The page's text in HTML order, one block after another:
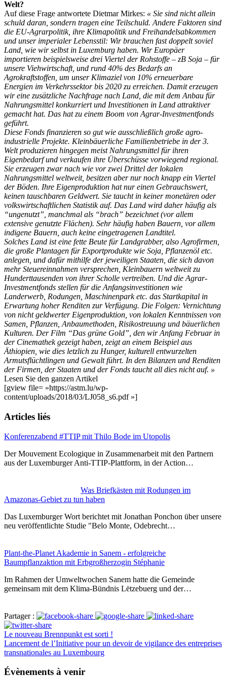
Welt?
Auf diese Frage antwortete Dietmar Mirkes: « Sie sind nicht allein
schuld daran, sondern tragen eine Teilschuld. Andere Faktoren sind
die EU-Agrarpolitik, ihre Klimapolitik und Freihandelsabkommen
und unser imperialer Lebensstil: Wir brauchen fast doppelt soviel
Land, wie wir selbst in Luxemburg haben. Wir Europäer
importieren beispielsweise drei Viertel der Rohstoffe – zB Soja – für
unsere Viehwirtschaft, und rund 40% des Bedarfs an
Agrokraftstoffen, um unser Klimaziel von 10% erneuerbare
Energien im Verkehrssektor bis 2020 zu erreichen. Damit erzeugen
wir eine zusätzliche Nachfrage nach Land, die mit dem Anbau für
Nahrungsmittel konkurriert und Investitionen in Land attraktiver
gemacht hat. Das hat zu einem Boom von Agrar-Investmentfonds
geführt.
Diese Fonds finanzieren so gut wie ausschließlich große agro-
industrielle Projekte. Kleinbäuerliche Familienbetriebe in der 3.
Welt produzieren hingegen meist Nahrungsmittel für ihren
Eigenbedarf und verkaufen ihre Überschüsse vorwiegend regional.
Sie erzeugen zwar nach wie vor zwei Drittel der lokalen
Nahrungsmittel weltweit, besitzen aber nur noch knapp ein Viertel
der Böden. Ihre Eigenproduktion hat nur einen Gebrauchswert,
keinen tauschbaren Geldwert. Sie taucht in keiner monetären oder
volkswirtschaftlichen Statistik auf. Das Land wird daher häufig als
“ungenutzt”, manchmal als “brach” bezeichnet (vor allem
extensive genutzte Flächen). Sehr häufig haben Bauern, vor allem
indigene Bauern, auch keine eingetragenen Landtitel.
Solches Land ist eine fette Beute für Landgrabber, also Agrofirmen,
die große Plantagen für Exportprodukte wie Soja, Pflanzenöl etc.
anlegen, und dafür mithilfe der jeweiligen Staaten, die sich davon
mehr Steuereinnahmen versprechen, Kleinbauern weltweit zu
Hunderttausenden von ihrer Scholle vertreiben. Und die Agrar-
Investmentfonds stellen für die Anfangsinvestitionen wie
Landerwerb, Rodungen, Maschinenpark etc. das Startkapital in
Erwartung hoher Renditen zur Verfügung. Die Folgen: Vernichtung
von nicht geldwerter Eigenproduktion, von lokalen Kenntnissen von
Samen, Pflanzen, Anbaumethoden, Risikostreuung und bäuerlichen
Kulturen. Der Film “Das grüne Gold”, den wir Anfang Februar in
der Cinemathek gezeigt haben, zeigt an einem Beispiel aus
Äthiopien, wie dies letzlich zu Hunger, kulturell entwurzelten
Armutsflüchtlingen und Gewalt führt. In den Bilanzen und Renditen
der Firmen, der Staaten und der Fonds taucht all dies nicht auf. »
Lesen Sie den ganzen Artikel
[gview file= »https://astm.lu/wp-
content/uploads/2018/03/LJ058_s6.pdf »]
Articles liés
Konferenzabend #TTIP mit Thilo Bode im Utopolis
Der Mouvement Ecologique in Zusammenarbeit mit den Partnern
aus der Luxemburger Anti-TTIP-Plattform, in der Action…
Was Briefkästen mit Rodungen im
Amazonas-Gebiet zu tun haben
Das Luxemburger Wort berichtet mit Jonathan Ponchon über unsere
neu veröffentlichte Studie "Belo Monte, Odebrecht…
Plant-the-Planet Akademie in Sanem - erfolgreiche
Baumpflanzaktion mit Erbgroßherzogin Stéphanie
Im Rahmen der Umweltwochen Sanem hatte die Gemeinde
gemeinsam mit dem Klima-Bündnis Lëtzebuerg und der…
Partager :
Le nouveau Brennpunkt est sorti !
Lancement de l’Initiative pour un devoir de vigilance des entreprises
transnationales au Luxembourg
Évènements à venir